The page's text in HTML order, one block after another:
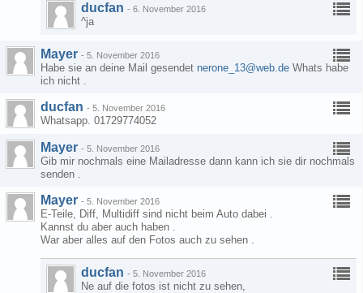
ducfan - 6. November 2016
^ja
Mayer - 5. November 2016
Habe sie an deine Mail gesendet nerone_13@web.de Whats habe
ich nicht .
ducfan - 5. November 2016
Whatsapp. 01729774052
Mayer - 5. November 2016
Gib mir nochmals eine Mailadresse dann kann ich sie dir nochmals
senden .
Mayer - 5. November 2016
E-Teile, Diff, Multidiff sind nicht beim Auto dabei .
Kannst du aber auch haben .
War aber alles auf den Fotos auch zu sehen .
ducfan - 5. November 2016
Ne auf die fotos ist nicht zu sehen,